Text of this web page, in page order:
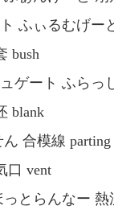
ふぃるむげ
bush
ゲート ふら
blank
ん 合模線
口 vent
とらんなー